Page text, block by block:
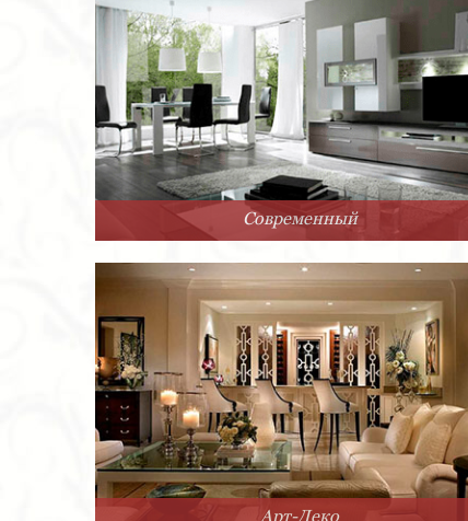
Современный
Арт-Деко